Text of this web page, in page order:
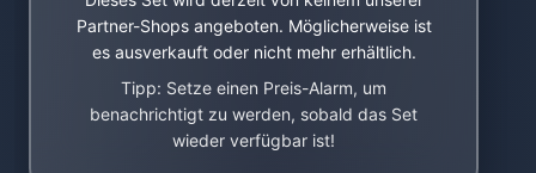
Partner-Shops angeboten. Möglicherweise ist
es ausverkauft oder nicht mehr erhältlich.
Tipp: Setze einen Preis-Alarm, um
benachrichtigt zu werden, sobald das Set
wieder verfügbar ist!